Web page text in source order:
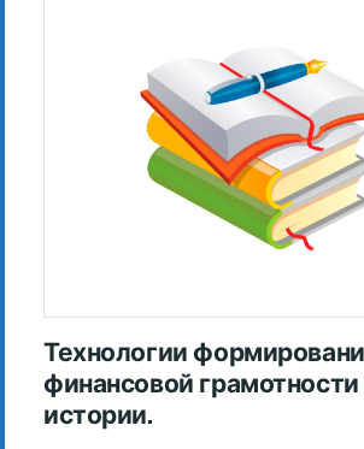
Технологии
финансовой грамотности
истории.